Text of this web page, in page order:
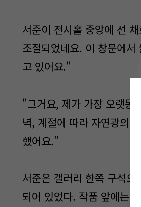
서준이 전시홀 중앙에 선
조절되었네요. 이 창문에
고 있어요."
"그거요, 제가 가장 오랫동
녁, 계절에 따라 자연광의
했어요."
서준은 갤러리 한쪽 구석
되어 있었다. 작품 앞에는